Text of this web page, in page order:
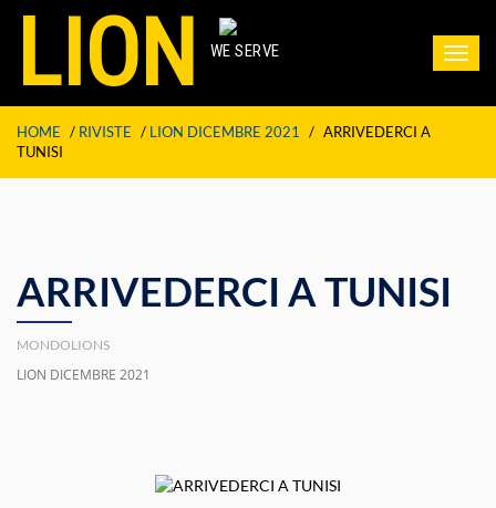
LION WE SERVE
HOME / RIVISTE / LION DICEMBRE 2021 / ARRIVEDERCI A
TUNISI
ARRIVEDERCI A TUNISI
MONDOLIONS
LION DICEMBRE 2021